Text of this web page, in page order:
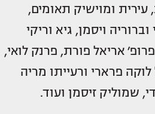
עירית ומוישיק תאומים,
וברוריה ויסמן, גיא וריקי
אריאל פורת, פרנק לואי,
פרארי ורעייתו מריה
שמוליק זיסמן ועוד.